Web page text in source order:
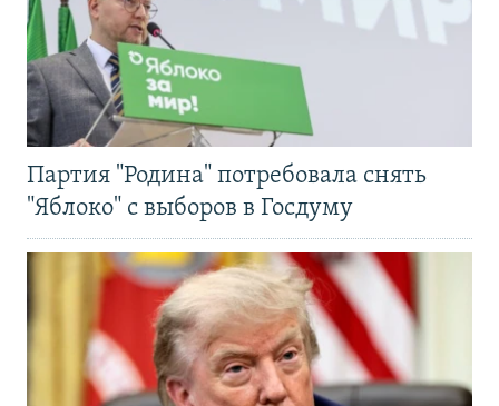
Партия "Родина" потребовала снять
"Яблоко" с выборов в Госдуму